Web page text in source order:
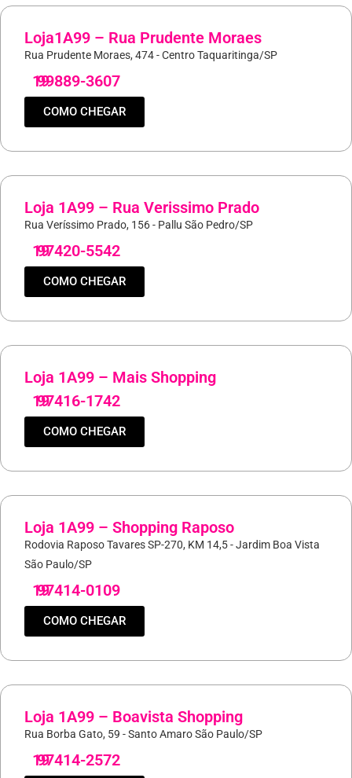
Loja1A99 – Rua Prudente Moraes
Rua Prudente Moraes, 474 - Centro Taquaritinga/SP
19
99889-3607
COMO CHEGAR
Loja 1A99 – Rua Verissimo Prado
Rua Veríssimo Prado, 156 - Pallu São Pedro/SP
19
97420-5542
COMO CHEGAR
Loja 1A99 – Mais Shopping
19
97416-1742
COMO CHEGAR
Loja 1A99 – Shopping Raposo
Rodovia Raposo Tavares SP-270, KM 14,5 - Jardim Boa Vista
São Paulo/SP
19
97414-0109
COMO CHEGAR
Loja 1A99 – Boavista Shopping
Rua Borba Gato, 59 - Santo Amaro São Paulo/SP
19
97414-2572